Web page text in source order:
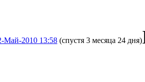
Май-2010 13:58 (спустя 3 месяца 24 дня)